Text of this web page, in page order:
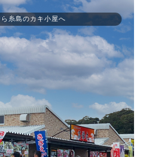
糸島のカキ小屋へ